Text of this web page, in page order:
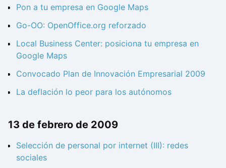
Pon a tu empresa en Google Maps
Go-OO: OpenOffice.org reforzado
Local Business Center: posiciona tu empresa en
Google Maps
Convocado Plan de Innovación Empresarial 2009
La deflación lo peor para los autónomos
13 de febrero de 2009
Selección de personal por internet (III): redes
sociales